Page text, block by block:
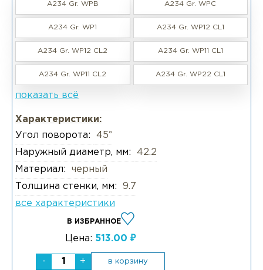
A234 Gr. WPB A234 Gr. WPC
A234 Gr. WP1 A234 Gr. WP12 CL1
A234 Gr. WP12 CL2 A234 Gr. WP11 CL1
A234 Gr. WP11 CL2 A234 Gr. WP22 CL1
показать всё
Характеристики:
Угол поворота:
45°
Наружный диаметр, мм:
42.2
Материал:
черный
Толщина стенки, мм:
9.7
все характеристики
В ИЗБРАННОЕ
Цена: 513.00 ₽
- + в корзину